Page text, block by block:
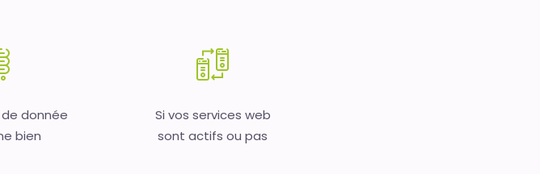
donnée
bien
Si vos services web
sont actifs ou pas